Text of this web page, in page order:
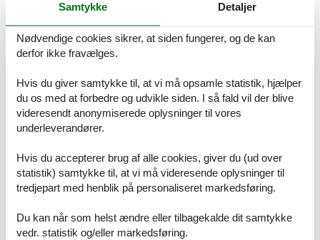
Gruppen bis zu 16 Personen. Sie verfügt über zwei Apartments,
zwei Studios und ein Zimmer. Der großzügige Außenbereich von
einen Pool. Haustiere sind willkommen, gegen Aufpreis. Zur
Ausstattung gehören Bettwäsche, Handtücher, kostenlose private
Parkplätze, ein fester und ein tragbarer Grill, Bügeleisen, Bügelbrett
und Haartrockner. Die Gastgeber sprechen Deutsch, Englisch,
und eignet sich besonders für Familien, die Wert auf Komfort und
Flexibilität legen. Die Nähe zum Meer und zu verschiedenen
Stränden macht sie attraktiv für Badeurlauber. Entfernungen: Meer
260 m, Sandstrand 520 m, Kiesstrand 260 m, Dubrovnik Zentrum
Die Ferienwohnung A-2179-b in Slano auf der Dubrovnik Riviera in
Samtykke Detaljer
Nødvendige cookies sikrer, at siden fungerer, og de kan
derfor ikke fravælges.
Hvis du giver samtykke til, at vi må opsamle statistik, hjælper
du os med at forbedre og udvikle siden. I så fald vil der blive
videresendt anonymiserede oplysninger til vores
underleverandører.
Hvis du accepterer brug af alle cookies, giver du (ud over
statistik) samtykke til, at vi må videresende oplysninger til
tredjepart med henblik på personaliseret markedsføring.
Du kan når som helst ændre eller tilbagekalde dit samtykke
vedr. statistik og/eller markedsføring.